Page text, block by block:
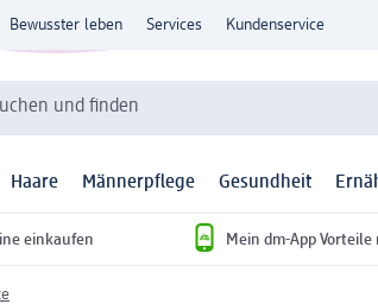
Bewusster leben Services Kundenservice
und finden
Haare Männerpflege Gesundheit
einkaufen Mein dm-App Vorteile